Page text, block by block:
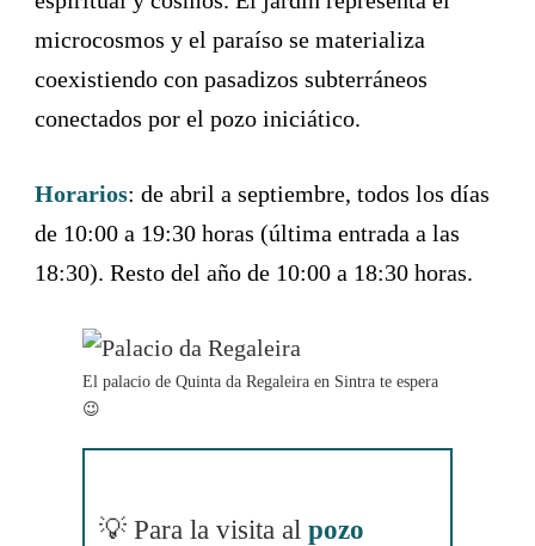
microcosmos y el paraíso se materializa
coexistiendo con pasadizos subterráneos
conectados por el pozo iniciático.
Horarios: de abril a septiembre, todos los días
de 10:00 a 19:30 horas (última entrada a las
18:30). Resto del año de 10:00 a 18:30 horas.
El palacio de Quinta da Regaleira en Sintra te espera
😉
💡 Para la visita al pozo